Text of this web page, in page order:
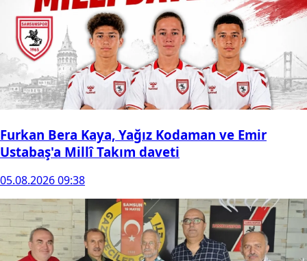
Furkan Bera Kaya, Yağız Kodaman ve Emir
Ustabaş'a Millî Takım daveti
05.08.2026 09:38